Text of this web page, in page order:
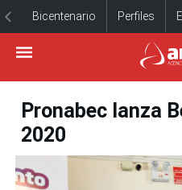
Bicentenario Perfiles
Pronabec lanza
2020